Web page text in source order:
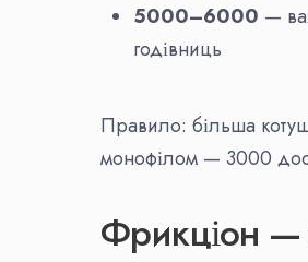
5000–6000 —
годівниць
Правило: більша
монофілом — 3000
Фрикціон —